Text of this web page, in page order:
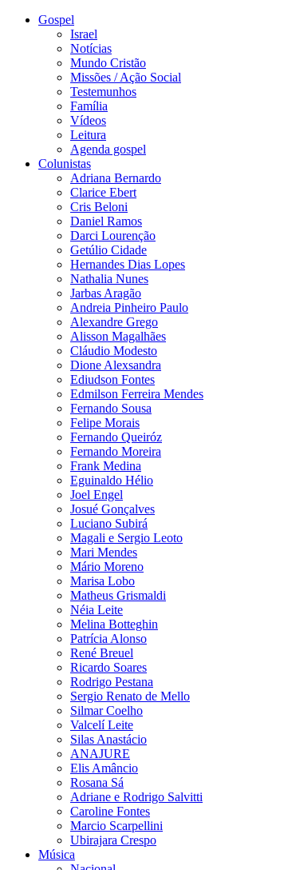
Gospel
Israel
Notícias
Mundo Cristão
Missões / Ação Social
Testemunhos
Família
Vídeos
Leitura
Agenda gospel
Colunistas
Adriana Bernardo
Clarice Ebert
Cris Beloni
Daniel Ramos
Darci Lourenção
Getúlio Cidade
Hernandes Dias Lopes
Nathalia Nunes
Jarbas Aragão
Andreia Pinheiro Paulo
Alexandre Grego
Alisson Magalhães
Cláudio Modesto
Dione Alexsandra
Ediudson Fontes
Edmilson Ferreira Mendes
Fernando Sousa
Felipe Morais
Fernando Queiróz
Fernando Moreira
Frank Medina
Eguinaldo Hélio
Joel Engel
Josué Gonçalves
Luciano Subirá
Magali e Sergio Leoto
Mari Mendes
Mário Moreno
Marisa Lobo
Matheus Grismaldi
Néia Leite
Melina Botteghin
Patrícia Alonso
René Breuel
Ricardo Soares
Rodrigo Pestana
Sergio Renato de Mello
Silmar Coelho
Valcelí Leite
Silas Anastácio
ANAJURE
Elis Amâncio
Rosana Sá
Adriane e Rodrigo Salvitti
Caroline Fontes
Marcio Scarpellini
Ubirajara Crespo
Música